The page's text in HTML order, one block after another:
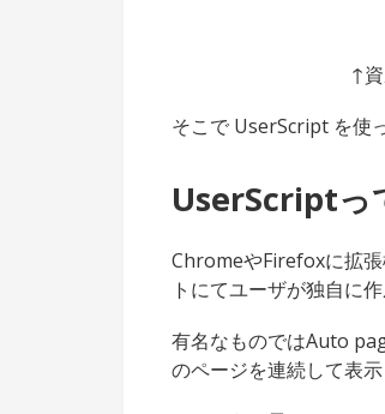
↑
そこで UserScript を使
UserScriptっ
ChromeやFirefoxに拡
トにてユーザが独自に
有名なものではAuto
のページを連続して表